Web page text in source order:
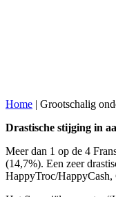
Home | Grootschalig
Drastische stijging in
Meer dan 1 op de 4
(14,7%). Een zeer
HappyTroc/